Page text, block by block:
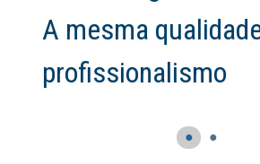
● ●